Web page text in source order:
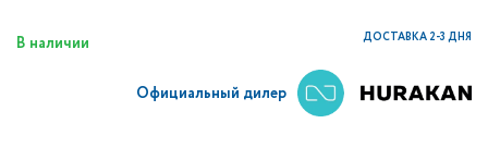
В наличии ДОСТАВКА 2-3 ДНЯ
Официальный дилер